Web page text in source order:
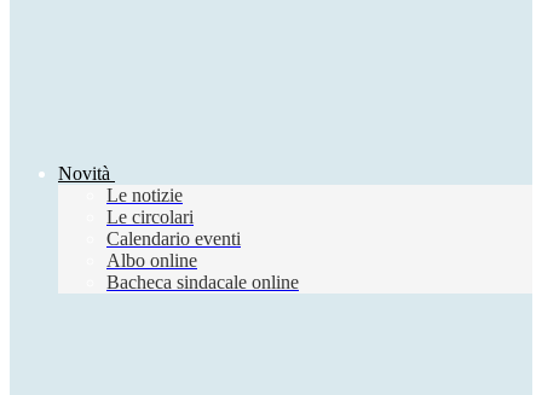
Novità
Le notizie
Le circolari
Calendario eventi
Albo online
Bacheca sindacale online